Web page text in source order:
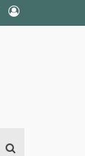
Acceso
TikTok